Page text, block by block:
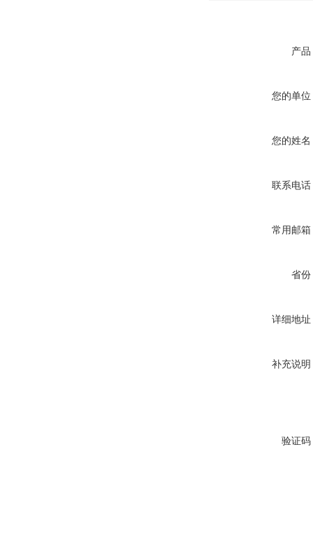
产品
您的单位
您的姓名
联系电话
常用邮箱
省份
详细地址
补充说明
验证码